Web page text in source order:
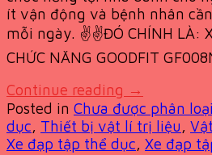
ít vận động và bệnh nhân
mỗi ngày. ✌️✌️ĐÓ CHÍNH LÀ:
CHỨC NĂNG GOODFIT
Continue reading →
Posted in Chưa được phân loại
dục, Thiết bị vật lí trị liệu,
Xe đạp tập thể dục, Xe đạp